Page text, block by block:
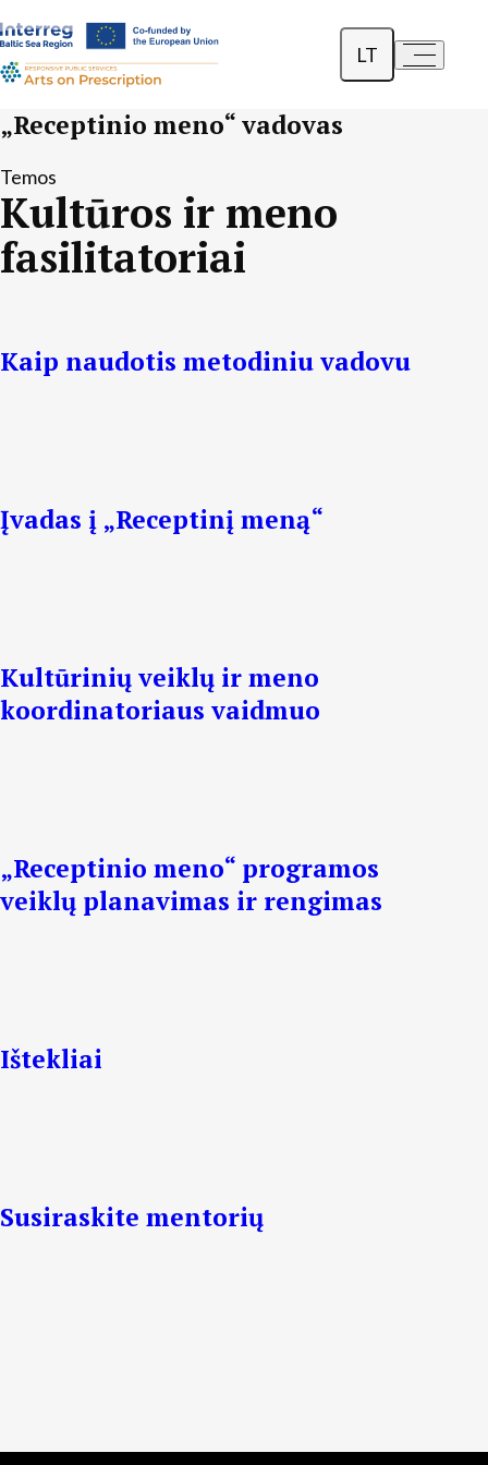
LT
English
„Receptinio meno“ vadovas
Temos
Kultūros ir meno
fasilitatoriai
Kaip naudotis metodiniu vadovu
Įvadas į „Receptinį meną“
Kultūrinių veiklų ir meno
koordinatoriaus vaidmuo
„Receptinio meno“ programos
veiklų planavimas ir rengimas
Ištekliai
Susiraskite mentorių